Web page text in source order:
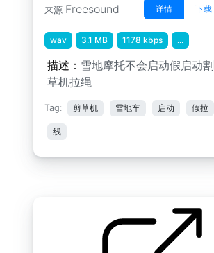
来源 Freesound 详情 下载
wav 3.1 MB 1178 kbps ...
描述： 雪地摩托不会启动假启动割
草机拉绳
Tag: 剪草机 雪地车 启动 假拉
线